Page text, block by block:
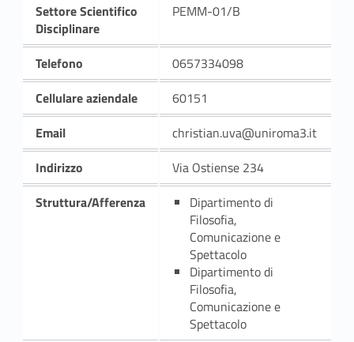
Settore Scientifico
Disciplinare
PEMM-01/B
Telefono
0657334098
Cellulare aziendale
60151
Email
christian.uva@uniroma3.it
Indirizzo
Via Ostiense 234
Struttura/Afferenza
Dipartimento di
Filosofia,
Comunicazione e
Spettacolo
Dipartimento di
Filosofia,
Comunicazione e
Spettacolo